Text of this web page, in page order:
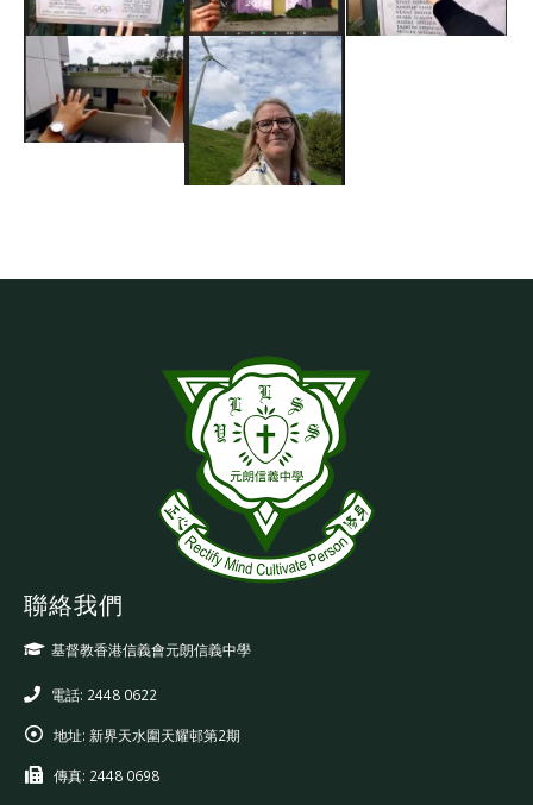
聯絡我們
基督教香港信義會元朗信義中學
電話: 2448 0622
地址: 新界天水圍天耀邨第2期
傳真: 2448 0698